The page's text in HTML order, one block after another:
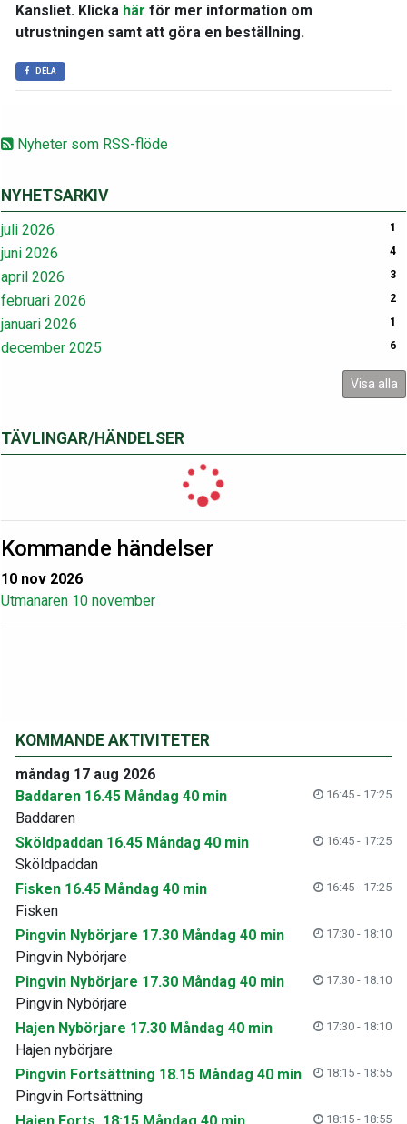
Nyheter som RSS-flöde
NYHETSARKIV
juli 2026 1
juni 2026 4
april 2026 3
februari 2026 2
januari 2026 1
december 2025 6
Visa alla
TÄVLINGAR/HÄNDELSER
Kommande händelser
10 nov 2026
Utmanaren 10 november
Kansliet. Klicka här för mer information om
utrustningen samt att göra en beställning.
DELA
KOMMANDE AKTIVITETER
måndag 17 aug 2026
Baddaren 16.45 Måndag 40 min
16:45 - 17:25
Baddaren
Sköldpaddan 16.45 Måndag 40 min
16:45 - 17:25
Sköldpaddan
Fisken 16.45 Måndag 40 min
16:45 - 17:25
Fisken
Pingvin Nybörjare 17.30 Måndag 40 min
17:30 - 18:10
Pingvin Nybörjare
Pingvin Nybörjare 17.30 Måndag 40 min
17:30 - 18:10
Pingvin Nybörjare
Hajen Nybörjare 17.30 Måndag 40 min
17:30 - 18:10
Hajen nybörjare
Pingvin Fortsättning 18.15 Måndag 40 min
18:15 - 18:55
Pingvin Fortsättning
18:15 - 18:55